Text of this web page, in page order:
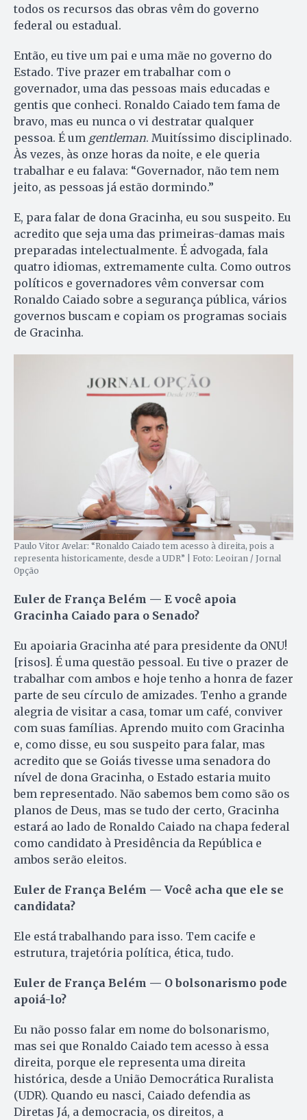
todos os recursos das obras vêm do governo
federal ou estadual.
Então, eu tive um pai e uma mãe no governo do
Estado. Tive prazer em trabalhar com o
governador, uma das pessoas mais educadas e
gentis que conheci. Ronaldo Caiado tem fama de
bravo, mas eu nunca o vi destratar qualquer
pessoa. É um gentleman. Muitíssimo disciplinado.
Às vezes, às onze horas da noite, e ele queria
trabalhar e eu falava: “Governador, não tem nem
jeito, as pessoas já estão dormindo.”
E, para falar de dona Gracinha, eu sou suspeito. Eu
acredito que seja uma das primeiras-damas mais
preparadas intelectualmente. É advogada, fala
quatro idiomas, extremamente culta. Como outros
políticos e governadores vêm conversar com
Ronaldo Caiado sobre a segurança pública, vários
governos buscam e copiam os programas sociais
de Gracinha.
Paulo Vitor Avelar: “Ronaldo Caiado tem acesso à direita, pois a
representa historicamente, desde a UDR” | Foto: Leoiran / Jornal
Opção
Euler de França Belém — E você apoia
Gracinha Caiado para o Senado?
Eu apoiaria Gracinha até para presidente da ONU!
[risos]. É uma questão pessoal. Eu tive o prazer de
trabalhar com ambos e hoje tenho a honra de fazer
parte de seu círculo de amizades. Tenho a grande
alegria de visitar a casa, tomar um café, conviver
com suas famílias. Aprendo muito com Gracinha
e, como disse, eu sou suspeito para falar, mas
acredito que se Goiás tivesse uma senadora do
nível de dona Gracinha, o Estado estaria muito
bem representado. Não sabemos bem como são os
planos de Deus, mas se tudo der certo, Gracinha
estará ao lado de Ronaldo Caiado na chapa federal
como candidato à Presidência da República e
ambos serão eleitos.
Euler de França Belém — Você acha que ele se
candidata?
Ele está trabalhando para isso. Tem cacife e
estrutura, trajetória política, ética, tudo.
Euler de França Belém — O bolsonarismo pode
apoiá-lo?
Eu não posso falar em nome do bolsonarismo,
mas sei que Ronaldo Caiado tem acesso à essa
direita, porque ele representa uma direita
histórica, desde a União Democrática Ruralista
(UDR). Quando eu nasci, Caiado defendia as
Diretas Já, a democracia, os direitos, a